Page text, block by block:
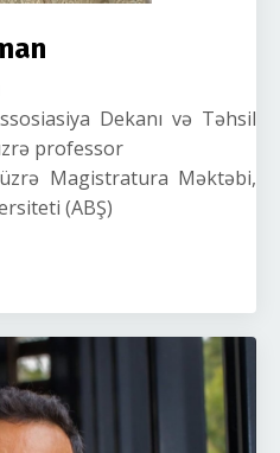
Dekanı və Təhsil
professor
Magistratura Məktəbi,
(ABŞ)